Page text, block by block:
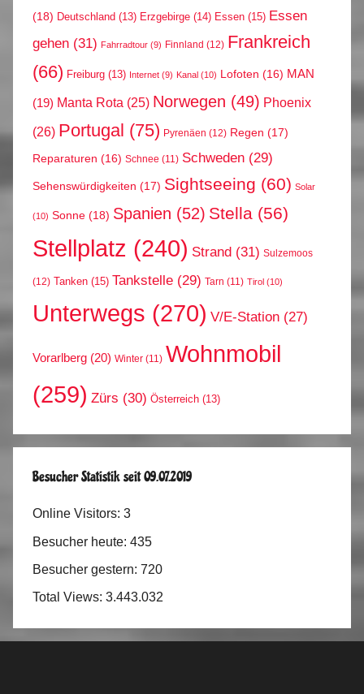
(18) Deutschland (13) Erzgebirge (14) Essen (15) Essen
gehen (31) Fahrradtour (9) Finnland (12) Frankreich
(66) Freiburg (13) Internet (9) Kanal (10) Lofoten (16) MAN
(19) Manta Rota (25) Norwegen (49) Phoenix
(26) Portugal (75) Pyrenäen (12) Regen (17)
Reparaturen (16) Schnee (11) Schweden (29)
Sehenswürdigkeiten (17) Sightseeing (60) Solar
(10) Sonne (18) Spanien (52) Stella (56)
Stellplatz (240) Strand (31) Sulzemoos
(12) Tanken (15) Tankstelle (29) Tarn (11) Tirol (10)
Unterwegs (270) V/E-Station (27)
Vorarlberg (20) Winter (11) Wohnmobil
(259) Zürs (30) Österreich (13)
Besucher Statistik seit 09.07.2019
Online Visitors: 3
Besucher heute: 435
Besucher gestern: 720
Total Views: 3.443.032